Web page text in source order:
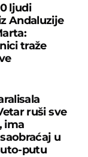
ljudi
Andaluzije
traže
ruši sve
ima
u
putu